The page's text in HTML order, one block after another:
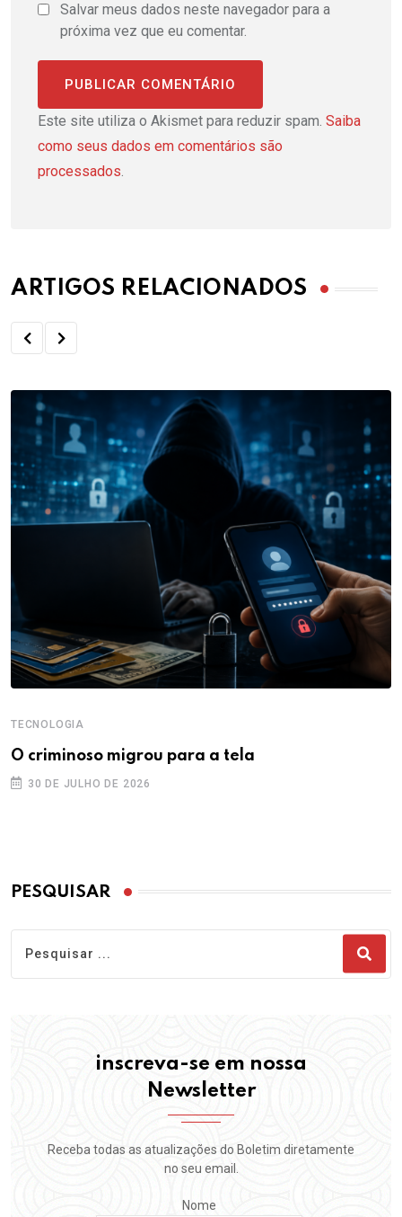
Salvar meus dados neste navegador para a
próxima vez que eu comentar.
Este site utiliza o Akismet para reduzir spam. Saiba
como seus dados em comentários são
processados.
ARTIGOS RELACIONADOS
TECNOLOGIA
O criminoso migrou para a tela
30 DE JULHO DE 2026
PESQUISAR
inscreva-se em nossa
Newsletter
Receba todas as atualizações do Boletim diretamente
no seu email.
Nome